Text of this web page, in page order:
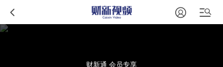
财新通 会员专享